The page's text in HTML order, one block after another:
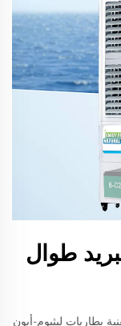
طوال
بطاريات ليثيوم-أيون